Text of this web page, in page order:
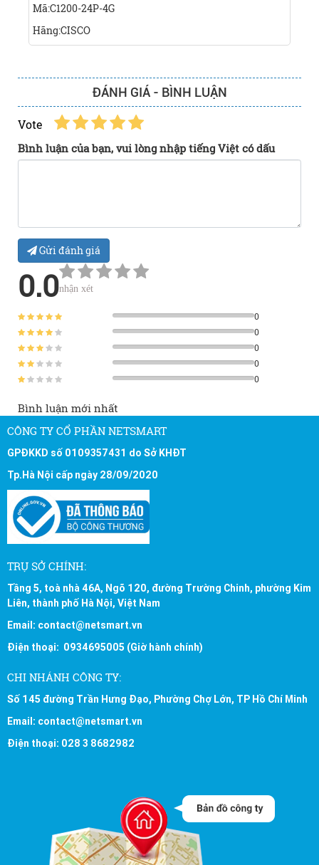
Mã:C1200-24P-4G
Hãng:CISCO
ĐÁNH GIÁ - BÌNH LUẬN
Vote
Bình luận của bạn, vui lòng nhập tiếng Việt có dấu
Gửi đánh giá
0.0nhận xét
0
0
0
0
0
Bình luận mới nhất
CÔNG TY CỔ PHẦN NETSMART
GPĐKKD số 0109357431 do Sở KHĐT
Tp.Hà Nội cấp ngày 28/09/2020
TRỤ SỞ CHÍNH:
Tầng 5, toà nhà 46A, Ngõ 120, đường Trường Chinh, phường Kim
Liên, thành phố Hà Nội, Việt Nam
Email: contact@netsmart.vn
Điện thoại: 0934695005 (Giờ hành chính)
CHI NHÁNH CÔNG TY:
Số 145 đường Trần Hưng Đạo, Phường Chợ Lớn, TP Hồ Chí Minh
Email: contact@netsmart.vn
Điện thoại: 028 3 8682982